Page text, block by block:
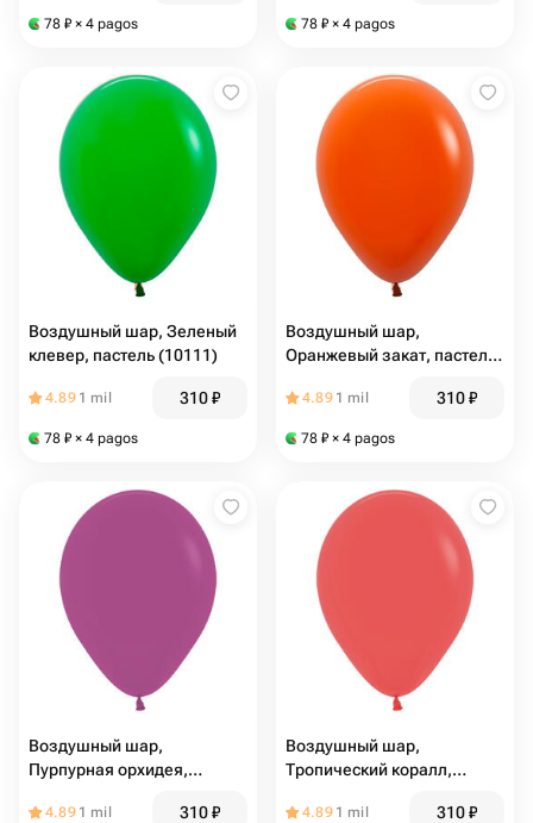
78 ₽ × 4 pagos 78 ₽ × 4 pagos
Воздушный шар, Зеленый
клевер, пастель (10111)
4.89 1 mil 310₽
78 ₽ × 4 pagos
Воздушный шар,
Оранжевый закат, пастель
4.89 1 mil 310₽
78 ₽ × 4 pagos
Воздушный шар,
Пурпурная орхидея,
4.89 1 mil 310₽
Воздушный шар,
Тропический коралл,
4.89 1 mil 310₽